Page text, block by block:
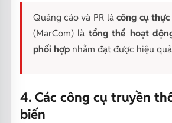
Quảng cáo và PR làcông cụ
(MarCom) là tổng thể hoạt
phối hợpnhằm đạt được hiệu
4. Các công cụ truyền
biến